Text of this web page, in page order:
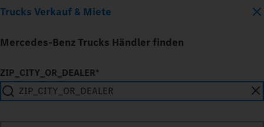
Trucks Verkauf & Miete
Mercedes-Benz Trucks Händler finden
ZIP_CITY_OR_DEALER*